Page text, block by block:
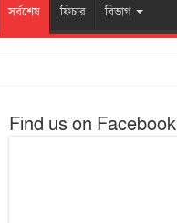
সর্বশেষ ফিচার বিভাগ
Find us on Facebook